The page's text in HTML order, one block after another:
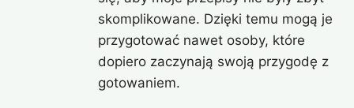
skomplikowane. Dzięki temu mogą je
przygotować nawet osoby, które
dopiero zaczynają swoją przygodę z
gotowaniem.